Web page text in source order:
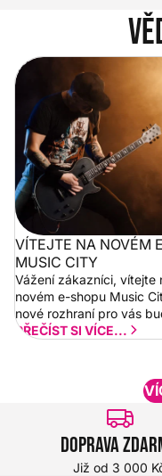
Vítejte na novém e-
City
VÍTEJTE NA NOVÉM
MUSIC CITY
Vážení zákazníci, vítejte
novém e-shopu Music
nové rozhraní pro vás
a rychlejší. Postupně
PŘEČÍST SI VÍCE...
Doprava
Již od 3 000